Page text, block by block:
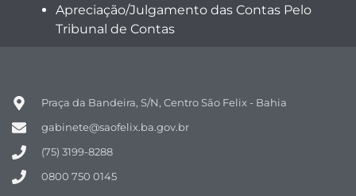
Apreciação/Julgamento das Contas Pelo
Tribunal de Contas
Praça da Bandeira, S/N, Centro São Felix - Bahia
gabinete@saofelix.ba.gov.br
(75) 3199-8288
0800 750 0145